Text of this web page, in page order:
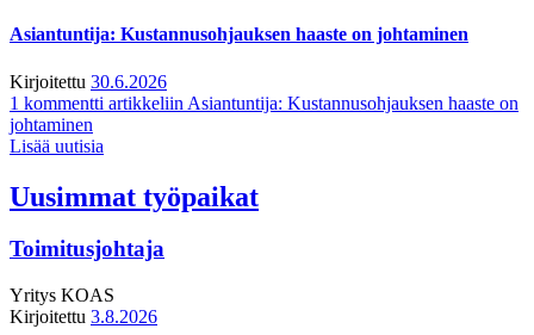
Asiantuntija: Kustannusohjauksen haaste on johtaminen
Kirjoitettu 30.6.2026
1 kommentti artikkeliin Asiantuntija: Kustannusohjauksen haaste on
johtaminen
Lisää uutisia
Uusimmat työpaikat
Toimitusjohtaja
Yritys KOAS
Kirjoitettu 3.8.2026